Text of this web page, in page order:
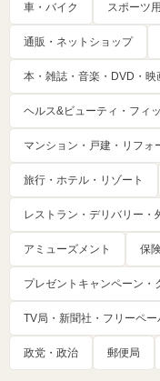
車・バイク スポーツ
通販・ネットショップ
本・雑誌・音楽・DVD・映
ヘルス&ビューティ・フィ
マンション・戸建・リフォ
旅行・ホテル・リゾート
レストラン・デリバリー・
アミューズメント 保
プレゼントキャンペーン・
TV局・新聞社・フリーペ
政党・政治 郵便局